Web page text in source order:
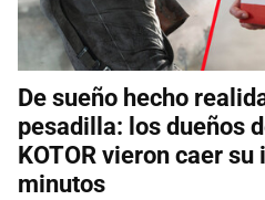
De sueño hecho
pesadilla: los dueños
KOTOR vieron caer
minutos